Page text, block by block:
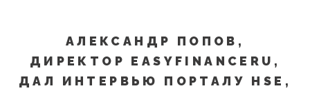
АЛЕКСАНДР ПОПОВ,
ДИРЕКТОР EASYFINANCERU,
ДАЛ ИНТЕРВЬЮ ПОРТАЛУ HSE,